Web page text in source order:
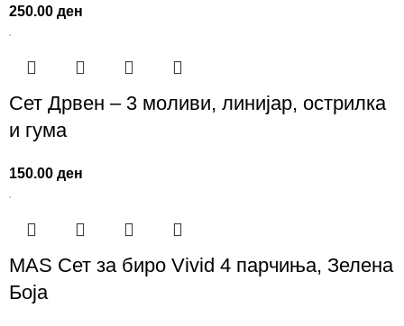
250.00ден
Сет Дрвен – 3 моливи, линијар, острилка
и гума
150.00ден
MAS Сет за биро Vivid 4 парчиња, Зелена
Боја